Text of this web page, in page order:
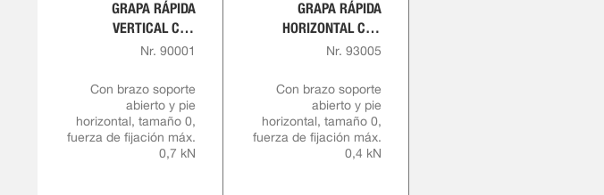
GRAPA RÁPIDA
VERTICAL CON
EMPUÑADURA ROJA
Nr. 90001
Con brazo soporte
abierto y pie
horizontal, tamaño 0,
fuerza de fijación máx.
0,7 kN
GRAPA RÁPIDA
HORIZONTAL CON
EMPUÑADURA ROJA
Nr. 93005
Con brazo soporte
abierto y pie
horizontal, tamaño 0,
fuerza de fijación máx.
0,4 kN